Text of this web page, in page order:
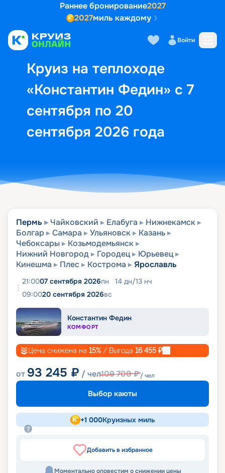
Раннее бронирование2027
2027миль каждому
Войти
Круиз на теплоходе
«Константин Федин» с 7
сентября по 20
сентября 2026 года
Выбор кают Маршрут и
Пермь Чайковский Елабуга
Нижнекамск
Болгар
Самара Ульяновск
Казань
Чебоксары
Козьмодемьянск
Нижний Новгород
Городец
Юрьевец
Кинешма
Плес Кострома Ярославль
21:0007 сентября 2026пн 14 дн/13 нч
09:0020 сентября 2026вс
Константин Федин
КОМФОРТ
Цена снижена на 15% / Выгода 16 455 ₽
от 93 245 ₽ / чел109 700₽/ чел
Выбор каюты
+1 000Круизных миль
Добавить в избранное
Моментально оповестим о снижении цены